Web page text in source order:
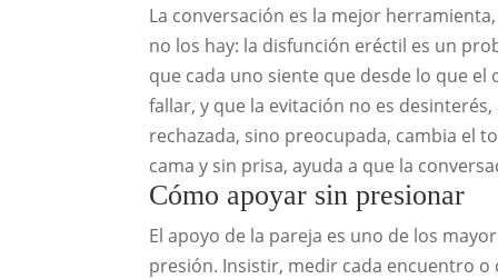
La conversación es la mejor
no los hay: la disfunción eréctil es un
que cada uno siente que desde lo que
fallar, y que la evitación no es
rechazada, sino preocupada, cambia el
cama y sin prisa, ayuda a que la
Cómo apoyar sin presionar
El apoyo de la pareja es uno de los
presión. Insistir, medir cada encuentro